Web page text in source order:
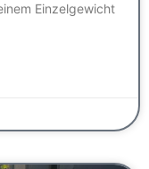
Einzelgewicht